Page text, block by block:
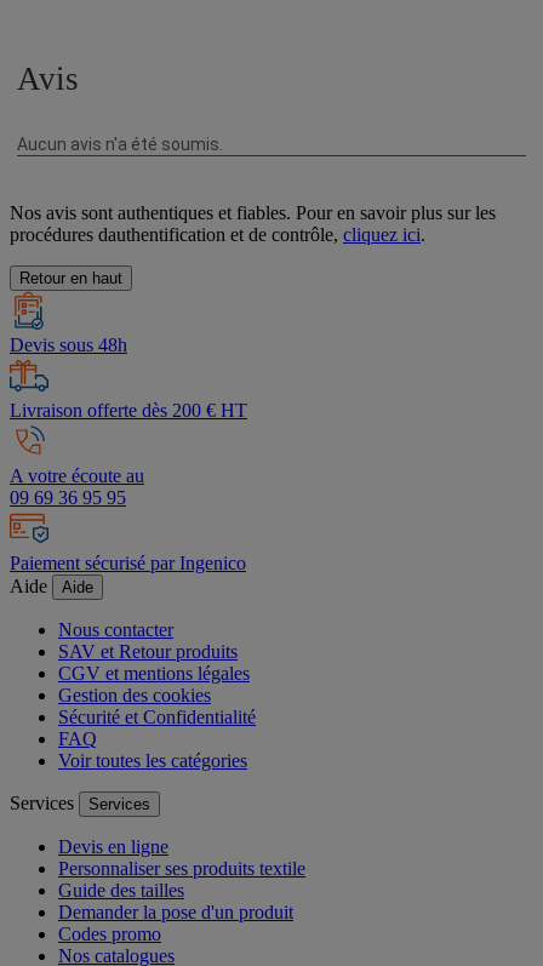
Nos avis sont authentiques et fiables. Pour en savoir plus sur les
procédures dauthentification et de contrôle, cliquez ici.
Retour en haut
Devis sous 48h
Livraison offerte dès 200 € HT
A votre écoute au
09 69 36 95 95
Paiement sécurisé par Ingenico
Aide
Aide
Nous contacter
SAV et Retour produits
CGV et mentions légales
Gestion des cookies
Sécurité et Confidentialité
FAQ
Voir toutes les catégories
Services Services
Devis en ligne
Personnaliser ses produits textile
Guide des tailles
Demander la pose d'un produit
Codes promo
Nos catalogues